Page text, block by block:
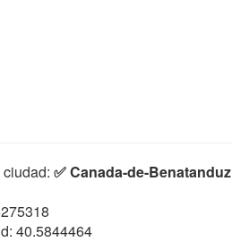
✅ Canada-de-Benatanduz
40.5844464